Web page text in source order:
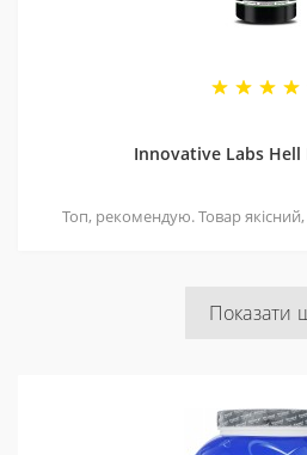
Innovative Labs Hell
Топ, рекомендую. Товар
Показати